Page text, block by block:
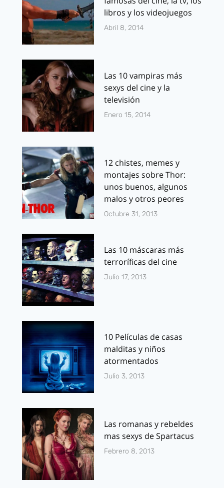
libros y los videojuegos
Abril 8, 2014
Las 10 vampiras más
sexys del cine y la
televisión
Enero 15, 2014
12 chistes, memes y
montajes sobre Thor:
unos buenos, algunos
malos y otros peores
Octubre 31, 2013
Las 10 máscaras más
terroríficas del cine
Julio 17, 2013
10 Películas de casas
malditas y niños
atormentados
Julio 3, 2013
Las romanas y rebeldes
mas sexys de Spartacus
Febrero 8, 2013